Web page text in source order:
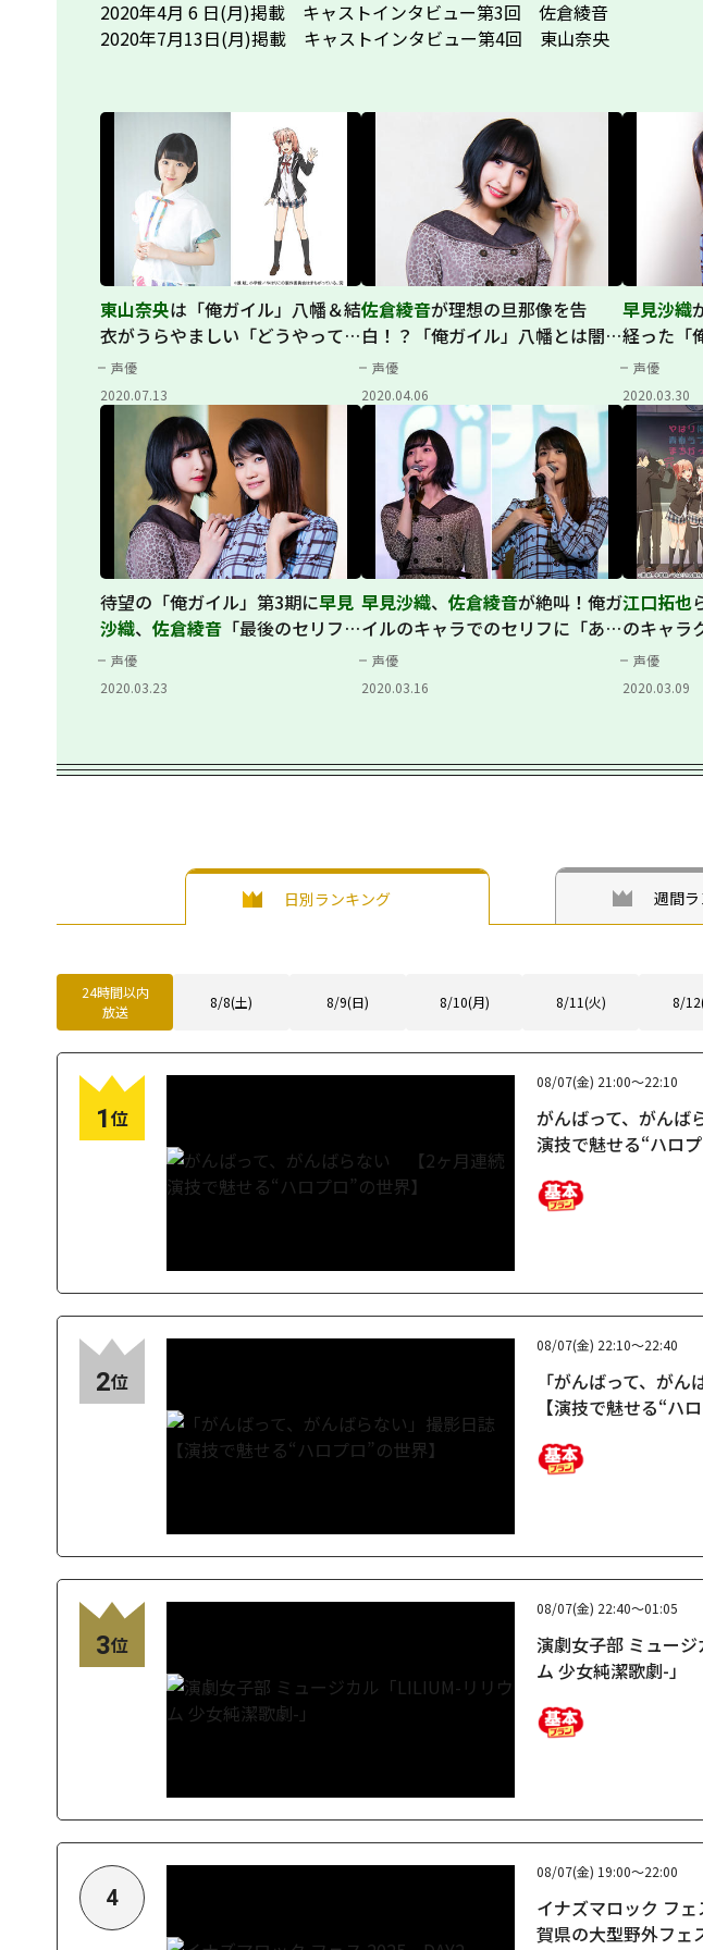
2020年4月 6 日(月)掲載 キャストインタビュー第3回 佐倉綾音
2020年7月13日(月)掲載 キャストインタビュー第4回 東山奈央
東山奈央は「俺ガイル」八幡＆結
衣がうらやましい「どうやって近
付いたら...」
声優
2020.07.13
佐倉綾音が理想の旦那像を告
白！？「俺ガイル」八幡とは闇の
部分で共鳴
声優
2020.04.06
早見沙織
経った「
深さ
声優
2020.03.30
待望の「俺ガイル」第3期に早見
沙織、 佐倉綾音 「最後のセリフは
全部きつい」
声優
2020.03.23
早見沙織、 佐倉綾音が絶叫！俺ガ
イルのキャラでのセリフに「あま
ーい！」
声優
2020.03.16
江口拓也
のキャラ
現！
声優
2020.03.09
日別ランキング 週間
24時間以内
放送
8/8(土) 8/9(日) 8/10(月) 8/11(火) 8/
1位
08/07(金) 21:00～22:10
がんばって、がん
演技で魅せる“ハロプ
2位
08/07(金) 22:10～22:40
「がんばって、が
【演技で魅せる“ハ
3位
08/07(金) 22:40～01:05
演劇女子部 ミュー
ム 少女純潔歌劇-」
4
08/07(金) 19:00～22:00
イナズマロック
賀県の大型野外フェ